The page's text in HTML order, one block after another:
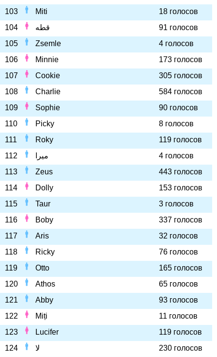
103
Miti
18 голосов
104
قطه
91 голосов
105
Zsemle
4 голосов
106
Minnie
173 голосов
107
Cookie
305 голосов
108
Charlie
584 голосов
109
Sophie
90 голосов
110
Picky
8 голосов
111
Roky
119 голосов
112
ميرا
4 голосов
113
Zeus
443 голосов
114
Dolly
153 голосов
115
Taur
3 голосов
116
Boby
337 голосов
117
Aris
32 голосов
118
Ricky
76 голосов
119
Otto
165 голосов
120
Athos
65 голосов
121
Abby
93 голосов
122
Miți
11 голосов
123
Lucifer
119 голосов
124
لا
230 голосов